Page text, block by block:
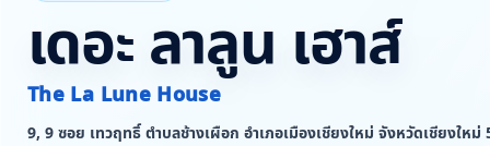
เดอะ ลาลูน เฮาส์
The La Lune House
9, 9 ซอย เทวฤทธิ์ ตำบลช้างเผือก อำเภอเมืองเชียงใหม่ จังหวัดเชียงใหม่